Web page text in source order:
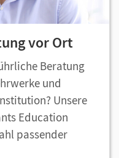
vor Ort
Beratung
und
Unsere
Education
passender